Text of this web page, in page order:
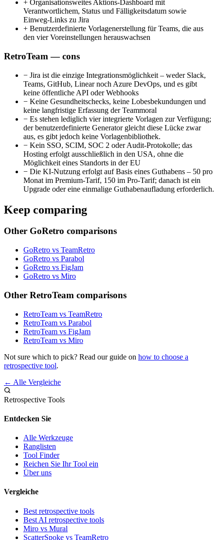
+ Organisationsweites Aktions-Dashboard mit
Verantwortlichem, Status und Fälligkeitsdatum sowie
Einweg-Links zu Jira
+ Benutzerdefinierte Vorlagenerstellung für Teams, die aus
den vier Voreinstellungen herauswachsen
RetroTeam — cons
− Jira ist die einzige Integrationsmöglichkeit – weder Slack,
Teams, GitHub, Linear noch Azure DevOps, und es gibt
keine öffentliche API oder Webhooks
− Keine Gesundheitschecks, keine Lobesbekundungen und
keine langfristige Erfassung der Teammoral
− Es stehen lediglich vier integrierte Vorlagen zur Verfügung;
der benutzerdefinierte Generator gleicht diese Lücke zwar
aus, es gibt jedoch keine Vorlagenbibliothek.
− Kein SSO, SCIM, SOC 2 oder Audit-Protokolle; das
Hosting erfolgt ausschließlich in den USA, ohne die
Möglichkeit eines Standorts in der EU
− Die KI-Nutzung erfolgt auf Basis eines Guthabens – 50 pro
Monat im Premium-Tarif, 150 im Pro-Tarif; danach ist ein
Upgrade oder eine einmalige Guthabenaufladung erforderlich.
Keep comparing
Other GoRetro comparisons
GoRetro vs TeamRetro
GoRetro vs Parabol
GoRetro vs FigJam
GoRetro vs Miro
Other RetroTeam comparisons
RetroTeam vs TeamRetro
RetroTeam vs Parabol
RetroTeam vs FigJam
RetroTeam vs Miro
Not sure which to pick? Read our guide on how to choose a
retrospective tool.
← Alle Vergleiche
Retrospective Tools
Entdecken Sie
Alle Werkzeuge
Ranglisten
Tool Finder
Reichen Sie Ihr Tool ein
Über uns
Vergleiche
Best retrospective tools
Best AI retrospective tools
Miro vs Mural
ScatterSpoke vs TeamRetro